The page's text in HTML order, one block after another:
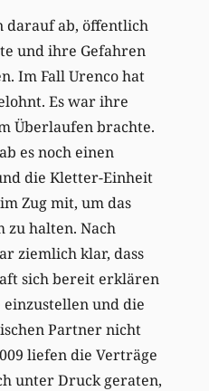
darauf ab, öffentlich
und ihre Gefahren
Im Fall Urenco hat
Es war ihre
Überlaufen brachte.
es noch einen
die Kletter-Einheit
Zug mit, um das
zu halten. Nach
ziemlich klar, dass
sich bereit erklären
und die
Partner nicht
liefen die Verträge
unter Druck geraten,